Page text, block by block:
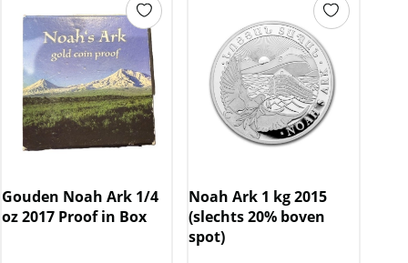
Gouden Noah Ark 1/4
oz 2017 Proof in Box
Noah Ark 1 kg 2015
(slechts 20% boven
spot)